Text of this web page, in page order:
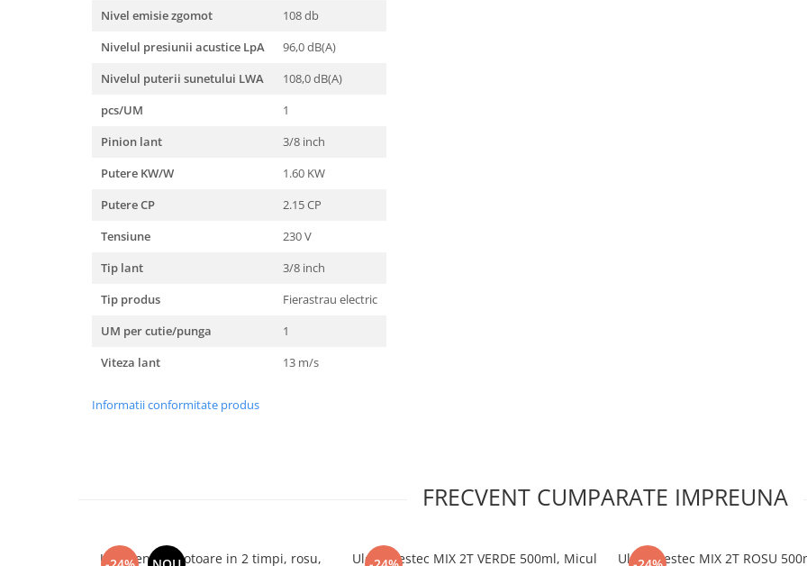
Semanatoare,Plantatoare
Suflante Frunze
Unelte Gradinarit
Foarfeci tuns oi
Nivel emisie zgomot
108 db
Nivelul presiunii acustice LpA
96,0 dB(A)
Nivelul puterii sunetului LWA
108,0 dB(A)
pcs/UM
1
Pinion lant
3/8 inch
Putere KW/W
1.60 KW
Putere CP
2.15 CP
Tensiune
230 V
Tip lant
3/8 inch
Tip produs
Fierastrau electric
UM per cutie/punga
1
Viteza lant
13 m/s
Informatii conformitate produs
FRECVENT CUMPARATE IMPREUNA
Ulei pentru motoare in 2 timpi, rosu,
Ulei amestec MIX 2T VERDE 500ml, Micul
Ulei amestec MIX 2T ROSU